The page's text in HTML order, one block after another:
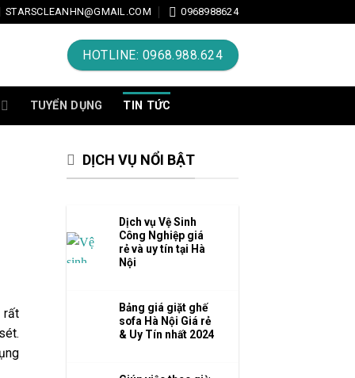
STARSCLEANHN@GMAIL.COM 0968988624
HOTLINE: 0968.988.624
TUYỂN DỤNG TIN TỨC
rất
DỊCH VỤ NỔI BẬT
Dịch vụ Vệ Sinh
Công Nghiệp giá
rẻ và uy tín tại Hà
Nội
Bảng giá giặt ghế
sofa Hà Nội Giá rẻ
& Uy Tín nhất 2024